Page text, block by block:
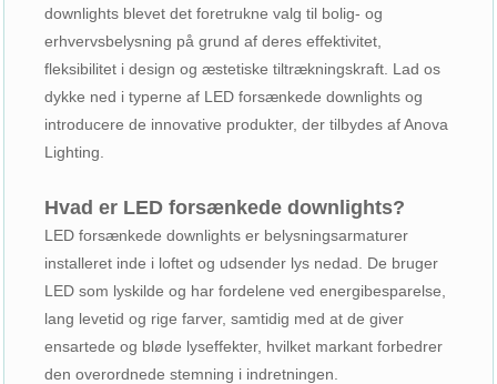
downlights blevet det foretrukne valg til bolig- og
erhvervsbelysning på grund af deres effektivitet,
fleksibilitet i design og æstetiske tiltrækningskraft. Lad os
dykke ned i typerne af LED forsænkede downlights og
introducere de innovative produkter, der tilbydes af Anova
Lighting.
Hvad er LED forsænkede downlights?
LED forsænkede downlights er belysningsarmaturer
installeret inde i loftet og udsender lys nedad. De bruger
LED som lyskilde og har fordelene ved energibesparelse,
lang levetid og rige farver, samtidig med at de giver
ensartede og bløde lyseffekter, hvilket markant forbedrer
den overordnede stemning i indretningen.